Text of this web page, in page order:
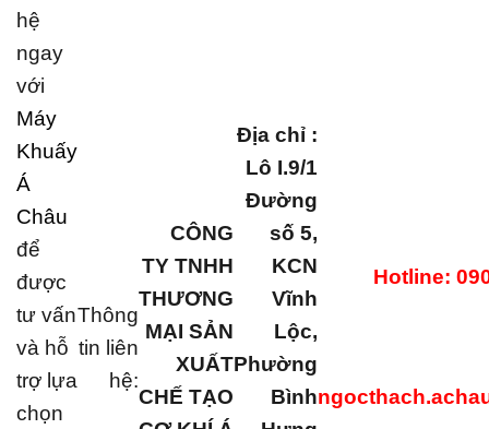
hệ
ngay
với
Máy
Khuấy
Á
Châu
để
được
tư vấn
và hỗ
trợ lựa
chọn
Thông
tin liên
hệ:
CÔNG
TY TNHH
THƯƠNG
MẠI SẢN
XUẤT
CHẾ TẠO
Địa chỉ :
Lô I.9/1
Đường
số 5,
KCN
Vĩnh
Lộc,
Phường
Bình
Hotline: